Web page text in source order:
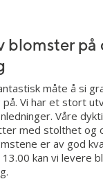
blomster på
måte å si
Vi har et stort
Våre
med stolthet og
er av god
kan vi levere